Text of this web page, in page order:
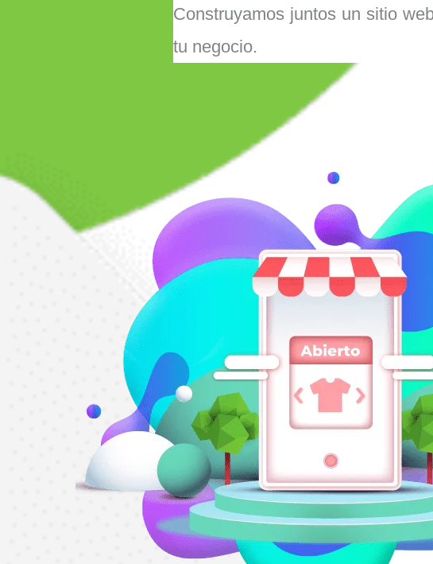
Construyamos juntos un sitio
tu negocio.